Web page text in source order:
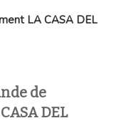
LA CASA DEL
de
DEL